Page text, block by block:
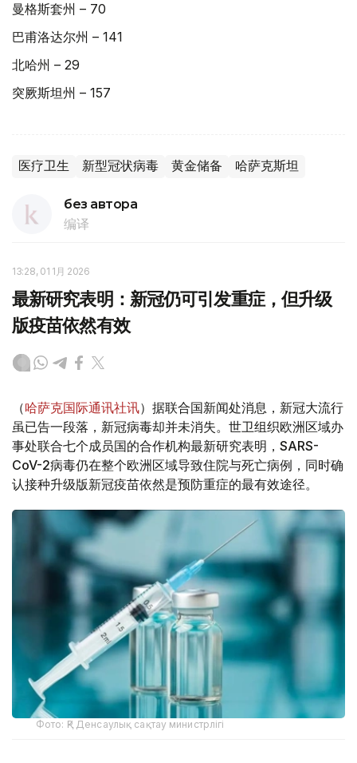
曼格斯套州 – 70
巴甫洛达尔州 – 141
北哈州 – 29
突厥斯坦州 – 157
医疗卫生 新型冠状病毒 黄金储备 哈萨克斯坦
без автора
编译
13:28, 01 1月 2026
最新研究表明：新冠仍可引发重症，但升级
版疫苗依然有效
（哈萨克国际通讯社讯）据联合国新闻处消息，新冠大流行
虽已告一段落，新冠病毒却并未消失。世卫组织欧洲区域办
事处联合七个成员国的合作机构最新研究表明，SARS-
CoV-2病毒仍在整个欧洲区域导致住院与死亡病例，同时确
认接种升级版新冠疫苗依然是预防重症的最有效途径。
Фото: ҚР Денсаулық сақтау министрлігі